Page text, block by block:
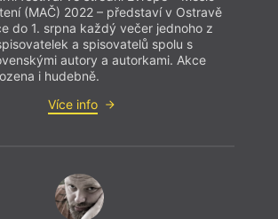
(MAČ) 2022 – představí v Ostravě
do 1. srpna každý večer jednoho z
a spisovatelů spolu s
autory a autorkami. Akce
i hudebně.
Více info